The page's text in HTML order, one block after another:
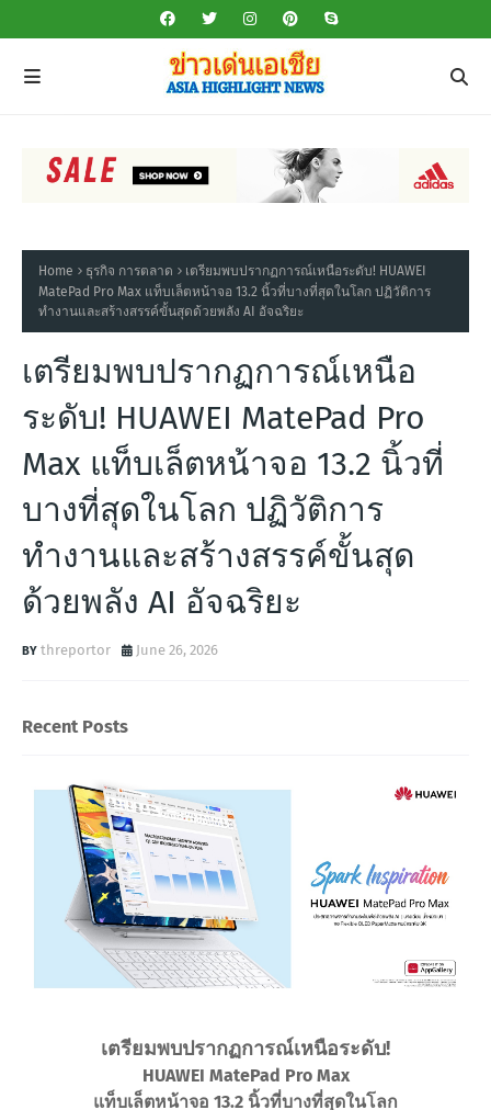
Home ธุรกิจ การตลาด
เตรียมพบปรากฏการณ์เหนือระดับ! HUAWEI
MatePad Pro Max แท็บเล็ตหน้าจอ 13.2 นิ้วที่บางที่สุดในโลก ปฏิวัติการ
ทำงานและสร้างสรรค์ขั้นสุดด้วยพลัง AI อัจฉริยะ
เตรียมพบปรากฏการณ์เหนือ
ระดับ! HUAWEI MatePad Pro
Max แท็บเล็ตหน้าจอ 13.2 นิ้วที่
บางที่สุดในโลก ปฏิวัติการ
ทำงานและสร้างสรรค์ขั้นสุด
ด้วยพลัง AI อัจฉริยะ
threportor June 26, 2026
Recent Posts
เตรียมพบปรากฏการณ์เหนือระดับ!
HUAWEI MatePad Pro Max
แท็บเล็ตหน้าจอ 13.2 นิ้วที่บางที่สุดในโลก